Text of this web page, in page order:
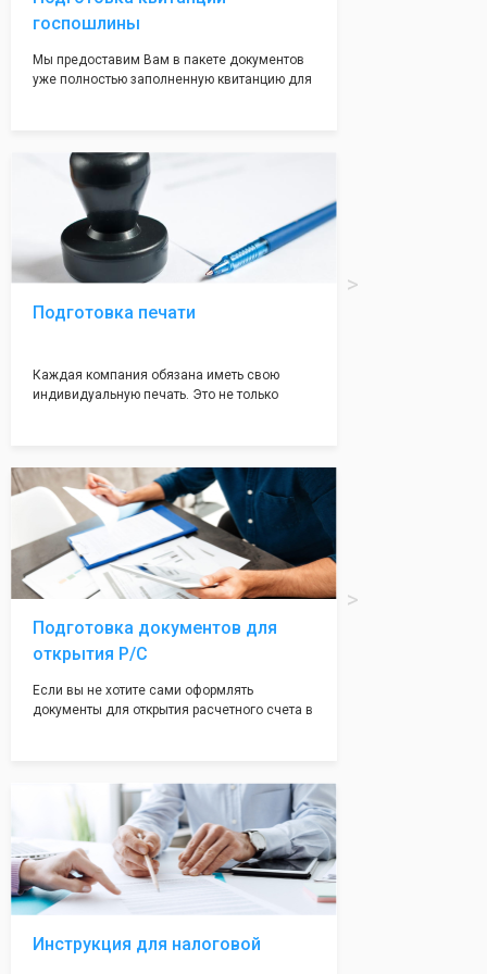
госпошлины
Мы предоставим Вам в пакете документов
уже полностью заполненную квитанцию для
посредственно в налоговой инспекции при
подаче документов на регистрацию.
Подготовка печати
Каждая компания обязана иметь свою
индивидуальную печать. Это не только
вам поможем с помощью изготовления
печати по индивидуальному эскизу, который
Вы выберете сами из нашего каталога.
Подготовка документов для
открытия Р/С
Если вы не хотите сами оформлять
документы для открытия расчетного счета в
открытия счета, с минимальным затратом
вашего времени и сил!
Инструкция для налоговой